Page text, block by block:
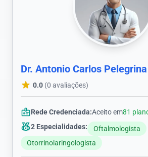
Dr. Antonio Carlos
0.0 (0 avaliações)
Rede Credenciada:Aceito em81
2 Especialidades:
Oftalmologista
Otorrinolaringologista